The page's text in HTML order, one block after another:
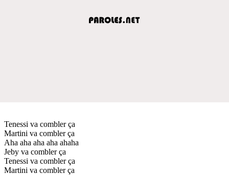
Tenessi va combler ça
Martini va combler ça
Aha aha aha aha ahaha
Jeby va combler ça
Tenessi va combler ça
Martini va combler ça